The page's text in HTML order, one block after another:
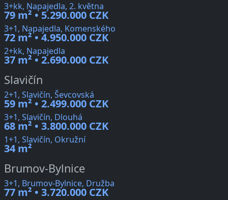
3+kk, Napajedla, 2. května
79 m² • 5.290.000 CZK
3+1, Napajedla, Komenského
72 m² • 4.950.000 CZK
2+kk, Napajedla
37 m² • 2.690.000 CZK
Slavičín
2+1, Slavičín, Ševcovská
59 m² • 2.499.000 CZK
3+1, Slavičín, Dlouhá
68 m² • 3.800.000 CZK
1+1, Slavičín, Okružní
34 m²
Brumov-Bylnice
3+1, Brumov-Bylnice, Družba
77 m² • 3.720.000 CZK